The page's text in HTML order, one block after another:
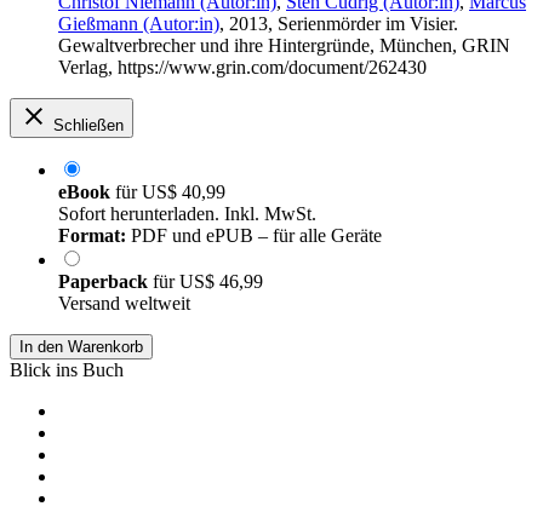
Gießmann (Autor:in), 2013, Serienmörder im Visier.
Gewaltverbrecher und ihre Hintergründe, München, GRIN
Verlag, https://www.grin.com/document/262430
Schließen
eBook fürUS$ 40,99
Sofort herunterladen. Inkl. MwSt.
Format: PDF und ePUB – für alle Geräte
Paperback fürUS$ 46,99
Versand weltweit
In den Warenkorb
Blick ins Buch